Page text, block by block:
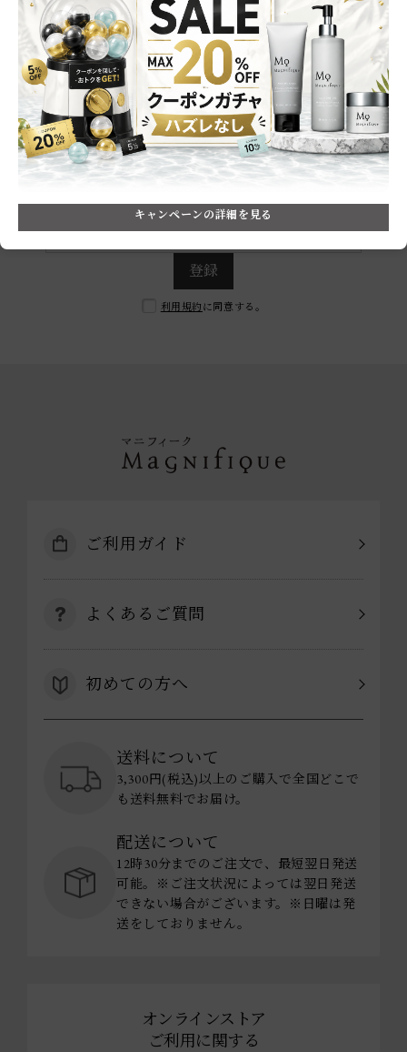
メルマガ会員だけのおトク情報をお届け！
毎月届くクーポンで
最大10,000円OFFのチャンスも！
※2025年実績：2,000名以上の方がおトクにお買い物をされています
登録
利用規約 に同意する。
ご利用ガイド
よくあるご質問
初めての方へ
送料について
3,300円(税込)以上のご購入で全国どこで
も送料無料でお届け。
配送について
12時30分までのご注文で、最短翌日発送
可能。※ご注文状況によっては翌日発送
できない場合がございます。※日曜は発
送をしておりません。
オンラインストア
ご利用に関する
キャンペーンの詳細を見る